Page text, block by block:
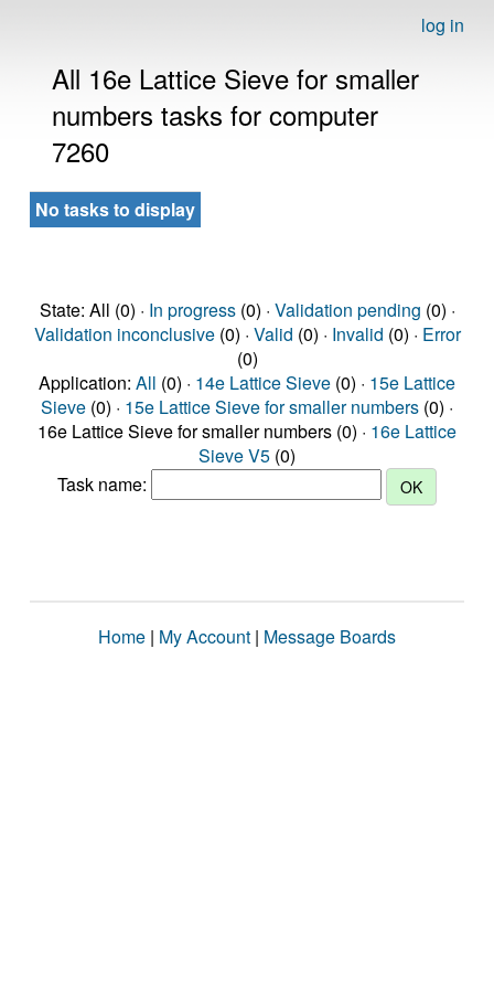
log in
All 16e Lattice Sieve for smaller
numbers tasks for computer
7260
No tasks to display
State: All (0) · In progress(0) · Validation pending (0) ·
Validation inconclusive(0) · Valid (0) · Invalid (0) · Error
(0)
Application: All (0) · 14e Lattice Sieve (0) · 15e Lattice
Sieve (0) · 15e Lattice Sieve for smaller numbers (0) ·
16e Lattice Sieve for smaller numbers (0) · 16e Lattice
Sieve V5 (0)
Task name:
Home | My Account | Message Boards